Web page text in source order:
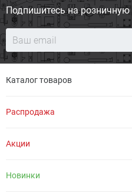
Подпишитесь на розничную
Каталог товаров
Распродажа
Акции
Новинки